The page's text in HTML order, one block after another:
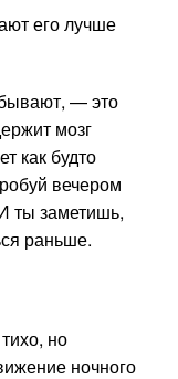
его лучше
— это
мозг
как будто
вечером
ты заметишь,
раньше.
но
ночного